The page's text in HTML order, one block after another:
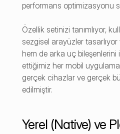
performans optimizasyonu
Özellik setinizi tanımlıyor,
sezgisel arayüzler
hem de arka uç bileşenlerini
ettiğimiz her mobil uygulama
gerçek cihazlar ve gerçek
edilmiştir.
Yerel (Native) ve